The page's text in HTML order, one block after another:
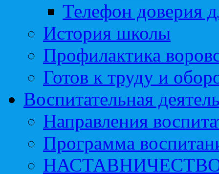
Телефон доверия
История школы
Профилактика
Готов к труду и
Воспитательная
Направления
Программа